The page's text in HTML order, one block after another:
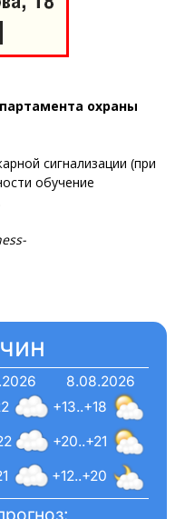
охраны
сигнализации (при
обучение
8.08.2026
+13..+18
+20..+21
+12..+20